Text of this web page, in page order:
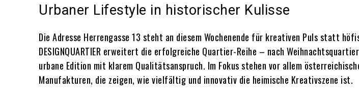
Urbaner Lifestyle in historischer Kulisse
Die Adresse Herrengasse 13 steht an diesem Wochenende für kreativen Puls statt
DESIGNQUARTIER erweitert die erfolgreiche Quartier-Reihe – nach
urbane Edition mit klarem Qualitätsanspruch. Im Fokus stehen vor allem
Manufakturen, die zeigen, wie vielfältig und innovativ die heimische Kreativszene ist.